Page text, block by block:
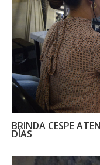
BRINDA CESPE
DÍAS